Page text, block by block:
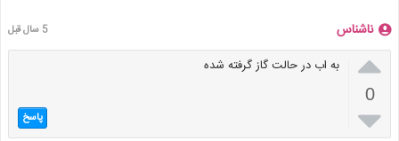
ناشناس 5 سال قبل

0

به اب در حالت گاز گرفته شده
پاسخ